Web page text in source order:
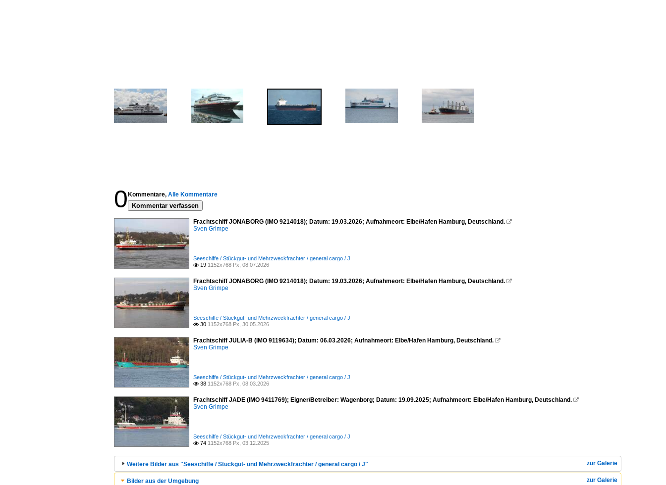
0 Kommentare, Alle Kommentare
Kommentar verfassen
Frachtschiff JONABORG (IMO 9214018); Datum: 19.03.2026; Aufnahmeort: Elbe/Hafen Hamburg, Deutschland. 
Sven Grimpe
Seeschiffe / Stückgut- und Mehrzweckfrachter / general cargo / J
 19 1152x768 Px, 08.07.2026
Frachtschiff JONABORG (IMO 9214018); Datum: 19.03.2026; Aufnahmeort: Elbe/Hafen Hamburg, Deutschland. 
Sven Grimpe
Seeschiffe / Stückgut- und Mehrzweckfrachter / general cargo / J
 30 1152x768 Px, 30.05.2026
Frachtschiff JULIA-B (IMO 9119634); Datum: 06.03.2026; Aufnahmeort: Elbe/Hafen Hamburg, Deutschland. 
Sven Grimpe
Seeschiffe / Stückgut- und Mehrzweckfrachter / general cargo / J
 38 1152x768 Px, 08.03.2026
Frachtschiff JADE (IMO 9411769); Eigner/Betreiber: Wagenborg; Datum: 19.09.2025; Aufnahmeort: Elbe/Hafen Hamburg, Deutschland. 
Sven Grimpe
Seeschiffe / Stückgut- und Mehrzweckfrachter / general cargo / J
 74 1152x768 Px, 03.12.2025
zur Galerie
Weitere Bilder aus "Seeschiffe / Stückgut- und Mehrzweckfrachter / general cargo / J"
zur Galerie
Bilder aus der Umgebung